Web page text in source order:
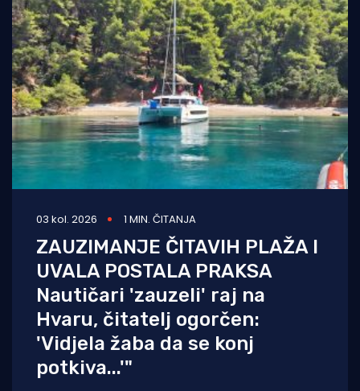
03 kol. 2026 1 MIN. ČITANJA
ZAUZIMANJE ČITAVIH PLAŽA I
UVALA POSTALA PRAKSA
Nautičari 'zauzeli' raj na
Hvaru, čitatelj ogorčen:
'Vidjela žaba da se konj
potkiva...'"